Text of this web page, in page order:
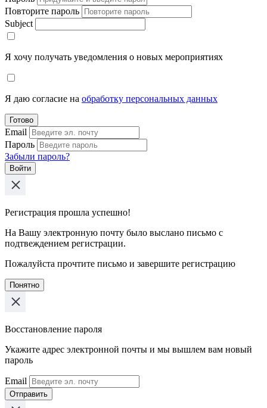
Повторите пароль
Subject
Я хочу получать уведомления о новых мероприятиях
Я даю согласие на обработку персональных данных
Готово
Email
Пароль
Забыли пароль?
Войти
Регистрация прошла успешно!
На Вашу электронную почту было выслано письмо с
подтвеждением регистрации.
Пожалуйста прочтите письмо и завершите регистрацию
Понятно
Восстановление пароля
Укажите адрес электронной почты и мы вышлем вам новый
пароль
Email
Отправить